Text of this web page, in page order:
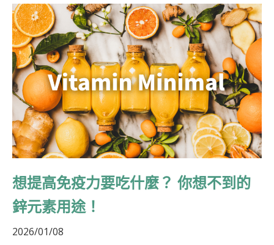
想提高免疫力要吃什麼？ 你想不到的
鋅元素用途！
2026/01/08